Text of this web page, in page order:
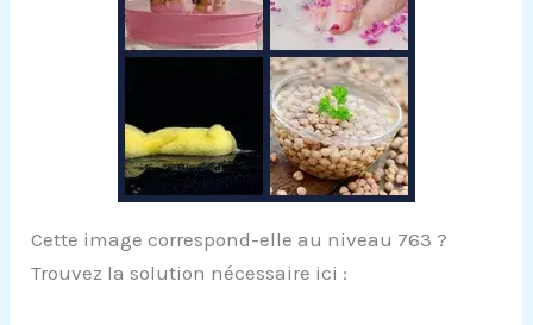
Cette image correspond-elle au niveau 763 ?
Trouvez la solution nécessaire ici :